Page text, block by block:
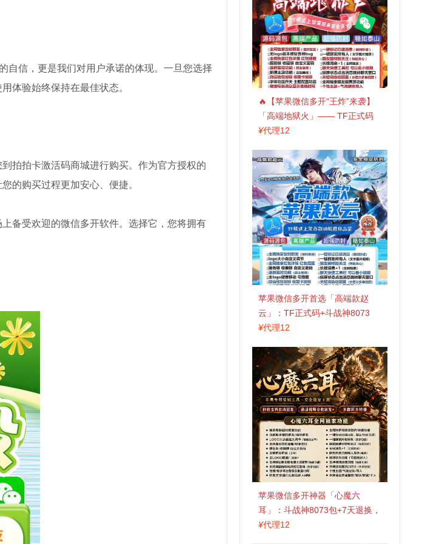
自信，更是我们对用户承诺的体现。一旦您选择
体验始终保持在最佳状态。
拍拍卡激活码商城进行购买。作为官方授权的
的购买过程更加安心、便捷。
备受欢迎的微信多开软件。选择它，您将拥有
🔥【苹果微信多开“王炸”来袭】
「高端地狱火」—— TF正式码
+斗战神8073包，7天退换，安全
¥代理12
苹果微信多开首选「高端款赵
云」：TF正式码+斗战神8073
包，7天退换认准拍拍卡激活码
¥代理12
苹果微信多开神器「心魔六
耳」：斗战神8073包+7天退换，
认准拍拍卡激活码商城
¥代理12